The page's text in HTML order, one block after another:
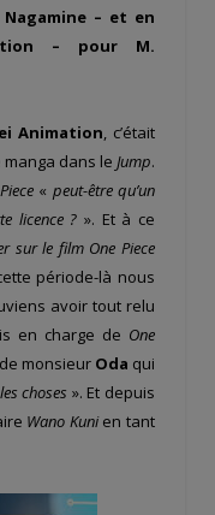
– et en
– pour M.
Animation, c’était
manga dans leJump.
« peut-être qu’un
licence ? ». Et à ce
sur le film One Piece
période-là nous
avoir tout relu
en charge de One
monsieur Oda qui
choses ». Et depuis
Wano Kunien tant